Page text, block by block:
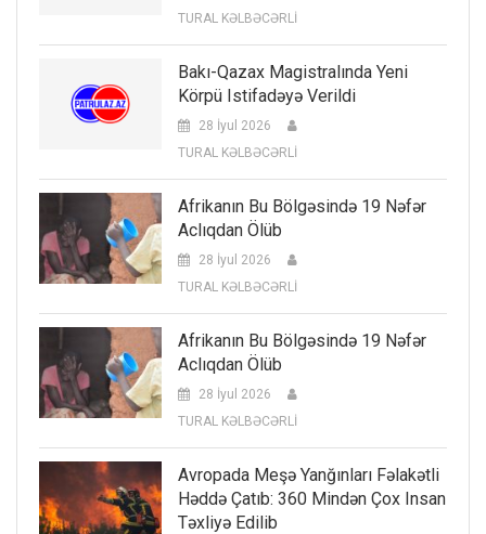
TURAL KƏLBƏCƏRLİ
Bakı-Qazax Magistralında Yeni
Körpü Istifadəyə Verildi
28 İyul 2026
TURAL KƏLBƏCƏRLİ
Afrikanın Bu Bölgəsində 19 Nəfər
Aclıqdan Ölüb
28 İyul 2026
TURAL KƏLBƏCƏRLİ
Afrikanın Bu Bölgəsində 19 Nəfər
Aclıqdan Ölüb
28 İyul 2026
TURAL KƏLBƏCƏRLİ
Avropada Meşə Yanğınları Fəlakətli
Həddə Çatıb: 360 Mindən Çox Insan
Təxliyə Edilib